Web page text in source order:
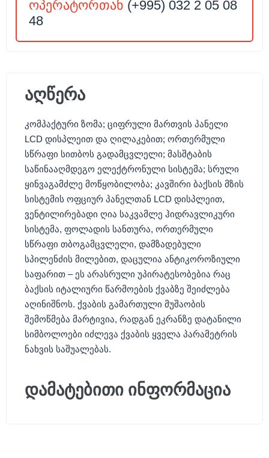
ოპერატორთან (+995) 032 2 05 08
48
აღწერა
კომპაქტური ზომა; ციფრული მართვის პანელი
LCD დისპლეით და ღილაკებით; ორთერმული
სწრაფი სითბოს გადამცვლელი; მასშტაბის
საწინააღმდეგო ელექტრონული სისტემა; სრული
ყინვაგამძლე მოწყობილობა; კავშირი ბაქსის მზის
სისტემის ოფციურ პანელთან LCD დისპლეით,
ვენტილირებადი ღია საკვამლე ჰიდრავლიკური
სისტემა, ფოლადის სანთურა, ორთერმული
სწრაფი თბოგამცვლელი, დამზადებული
სპილენძის მილებით, დაცულია ანტიკოროზიული
საფარით – ეს არასრული უპირატესობებია რაც
ბაქსის იტალიური წარმოების ქვაბზე შეიძლება
აღინიშნოს. ქვაბის გამართული მუშაობის
შემოწმება მარტივია, რადგან ეკრანზე დატანილი
სიმბოლოები იძლევა ქვაბის ყველა პარამეტრის
ნახვის საშუალებას.
დამატებითი ინფორმაცია